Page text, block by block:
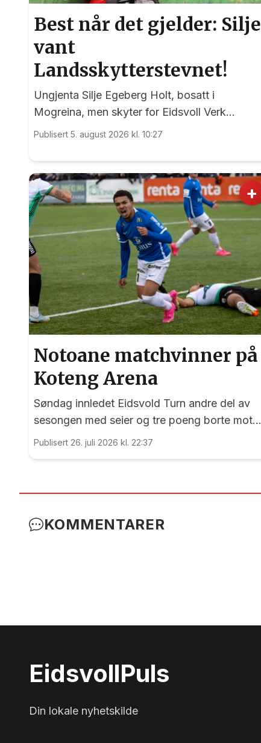
Best når det gjelder: Silje
vant
Landsskytterstevnet!
Ungjenta Silje Egeberg Holt, bosatt i
Mogreina, men skyter for Eidsvoll Verk
Skytterlag, imponerte alle under onsdagens
Landsskytterstevnet på Lesja.
Publisert 5. august 2026 kl. 10:27
+
Notoane matchvinner på
Koteng Arena
Søndag innledet Eidsvold Turn andre del av
sesongen med seier og tre poeng borte mot
Trygg/Lade.
Publisert 26. juli 2026 kl. 22:37
KOMMENTARER
EidsvollPuls
Din lokale nyhetskilde